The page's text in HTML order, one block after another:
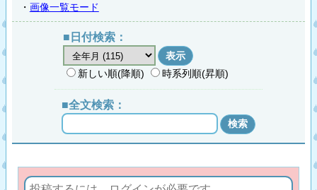
・ 画像一覧モード
■日付検索：
新しい順(降順) 時系列順(昇順)
■全文検索：